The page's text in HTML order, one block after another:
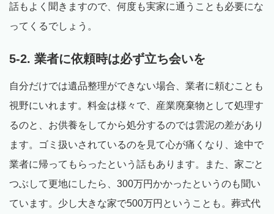
話もよく聞きますので、何度も実家に通うことも必要にな
ってくるでしょう。
5-2. 業者に依頼時は必ず立ち会いを
自分だけでは遺品整理ができない場合、業者に頼むことも
視野にいれます。料金は様々で、産業廃棄物として処理す
るのと、お供養をしてから処分するのでは雲泥の差があり
ます。ゴミ扱いされているのを見て心が痛くなり、途中で
業者に帰ってもらったという話もあります。また、家ごと
つぶして更地にしたら、300万円かかったというのも聞い
ています。少し大きな家で500万円ということも。葬式代